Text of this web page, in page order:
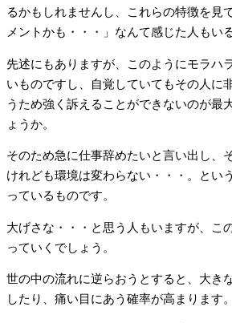
るかもしれませんし、これらの特徴を見
メントかも・・・」なんて感じた人もい
先述にもありますが、このようにモラハ
いものですし、自覚していてもその人に
うため強く訴えることができないのが最
ょうか。
そのため急に仕事辞めたいと言い出し、
けれども環境は変わらない・・・。とい
っているものです。
大げさな・・・と思う人もいますが、こ
っていくでしょう。
世の中の流れに逆らおうとすると、大き
したり、痛い目にあう確率が高まります。